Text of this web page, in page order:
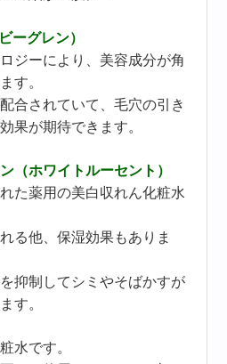
ーグレン）
ジーにより、美容成分が角
す。
合されていて、毛穴の引き
果が期待できます。
（ホワイトルーセント）
た薬用の美白収れん化粧水
る他、保湿効果もありま
抑制してシミやそばかすが
す。
水です。